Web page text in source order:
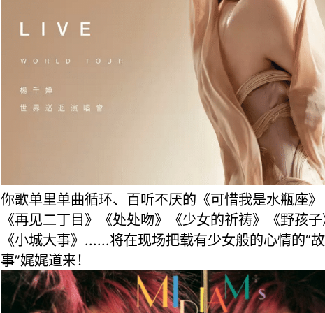
你歌单里单曲循环、百听不厌的《可惜我是水瓶座》
《再见二丁目》《处处吻》《少女的祈祷》《野孩
《小城大事》......将在现场把载有少女般的心情的“故
事”娓娓道来！